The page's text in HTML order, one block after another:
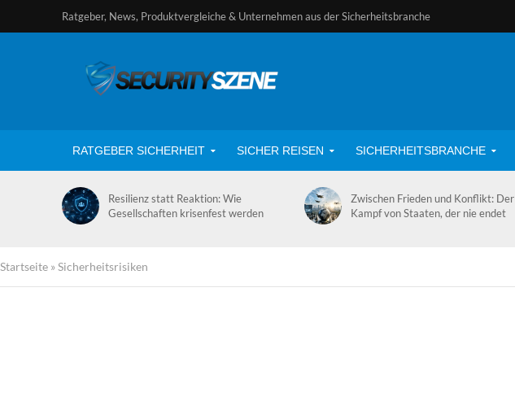
Ratgeber, News, Produktvergleiche & Unternehmen aus der Sicherheitsbranche
RATGEBER SICHERHEIT SICHER REISEN SICHERHEITSBRANCHE
Resilienz statt Reaktion: Wie
Gesellschaften krisenfest werden
Zwischen Frieden und Konflikt: Der
Kampf von Staaten, der nie endet
Startseite »Sicherheitsrisiken